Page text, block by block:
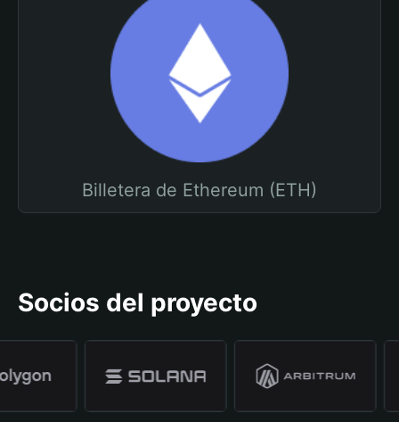
Billetera de Ethereum (ETH)
Socios del proyecto